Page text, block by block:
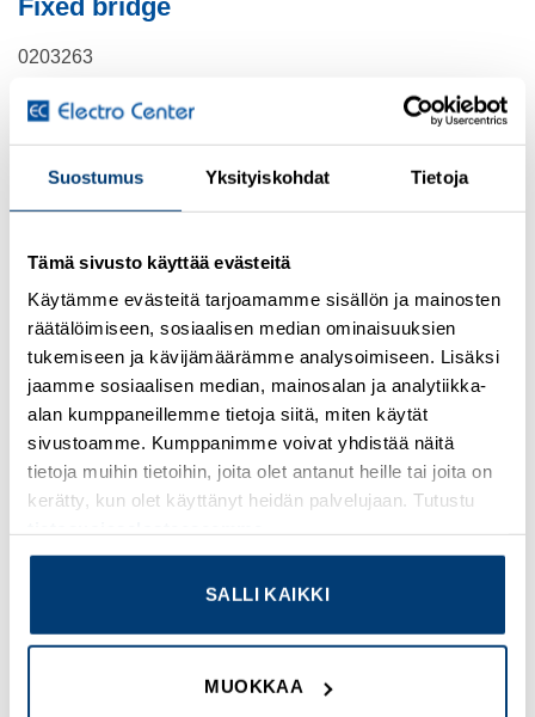
Suostumus Yksityiskohdat Tietoja
Tämä sivusto käyttää evästeitä
Käytämme evästeitä tarjoamamme sisällön ja mainosten
räätälöimiseen, sosiaalisen median ominaisuuksien
tukemiseen ja kävijämäärämme analysoimiseen. Lisäksi
jaamme sosiaalisen median, mainosalan ja analytiikka-
alan kumppaneillemme tietoja siitä, miten käytät
sivustoamme. Kumppanimme voivat yhdistää näitä
tietoja muihin tietoihin, joita olet antanut heille tai joita on
kerätty, kun olet käyttänyt heidän palvelujaan. Tutustu
SALLI KAIKKI
MUOKKAA
Fixed bridge
0203263
Kirjaudu sisään nähdäksesi hinnat ja käyttääksesi
verkkokauppaa
Fixed bridge, pitch: 8 mm, number of positions: 10, color:
silver
Lisätietoja tuotteesta
Osasto:Phoenix Contact
TUTUSTU MYÖS
wishlist